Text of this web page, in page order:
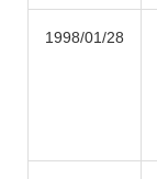
1998/01/28